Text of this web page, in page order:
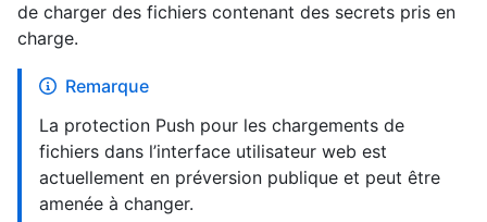
de charger des fichiers contenant des secrets pris en
charge.
Remarque
La protection Push pour les chargements de
fichiers dans l’interface utilisateur web est
actuellement en préversion publique et peut être
amenée à changer.